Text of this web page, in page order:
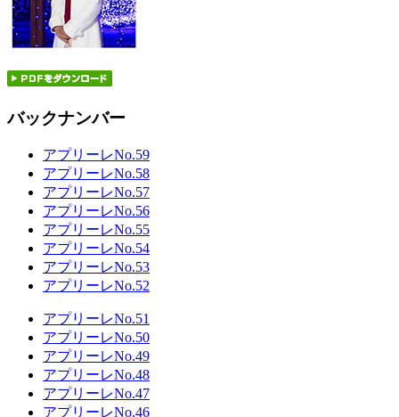
バックナンバー
アプリーレNo.59
アプリーレNo.58
アプリーレNo.57
アプリーレNo.56
アプリーレNo.55
アプリーレNo.54
アプリーレNo.53
アプリーレNo.52
アプリーレNo.51
アプリーレNo.50
アプリーレNo.49
アプリーレNo.48
アプリーレNo.47
アプリーレNo.46